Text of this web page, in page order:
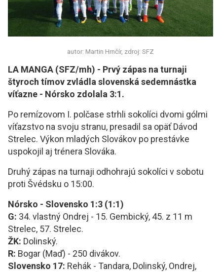
autor: Martin Hrnčír, zdroj: SFZ
LA MANGA (SFZ/mh) - Prvý zápas na turnaji
štyroch tímov zvládla slovenská sedemnástka
víťazne - Nórsko zdolala 3:1.
Po remízovom I. polčase strhli sokolíci dvomi gólmi
víťazstvo na svoju stranu, presadil sa opäť Dávod
Strelec. Výkon mladých Slovákov po prestávke
uspokojil aj trénera Slováka.
Druhý zápas na turnaji odhohrajú sokolíci v sobotu
proti Švédsku o 15:00.
Nórsko - Slovensko 1:3 (1:1)
G: 34. vlastný Ondrej - 15. Gembický, 45. z 11 m
Strelec, 57. Strelec.
ŽK: Dolinský.
R: Bogar (Maď) - 250 divákov.
Slovensko 17: Rehák - Tandara, Dolinský, Ondrej,